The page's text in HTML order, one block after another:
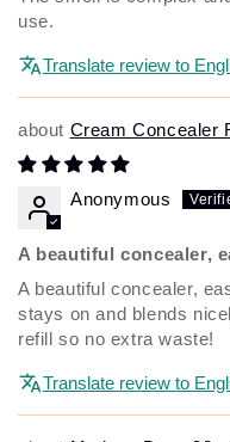
use.
Translate review to
Cream Concealer
Anonymous
A beautiful concealer,
A beautiful concealer,
stays on and blends
refill so no extra waste!
Translate review to